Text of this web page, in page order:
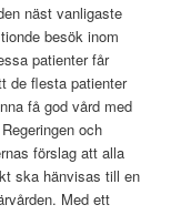
näst vanligaste
besök inom
patienter får
de flesta patienter
få god vård med
och
förslag att alla
ska hänvisas till en
Med ett